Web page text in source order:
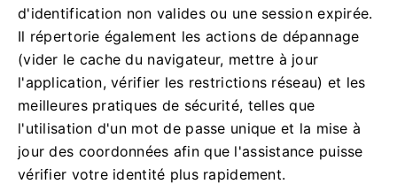
d'identification non valides ou une session expirée.
Il répertorie également les actions de dépannage
(vider le cache du navigateur, mettre à jour
l'application, vérifier les restrictions réseau) et les
meilleures pratiques de sécurité, telles que
l'utilisation d'un mot de passe unique et la mise à
jour des coordonnées afin que l'assistance puisse
vérifier votre identité plus rapidement.